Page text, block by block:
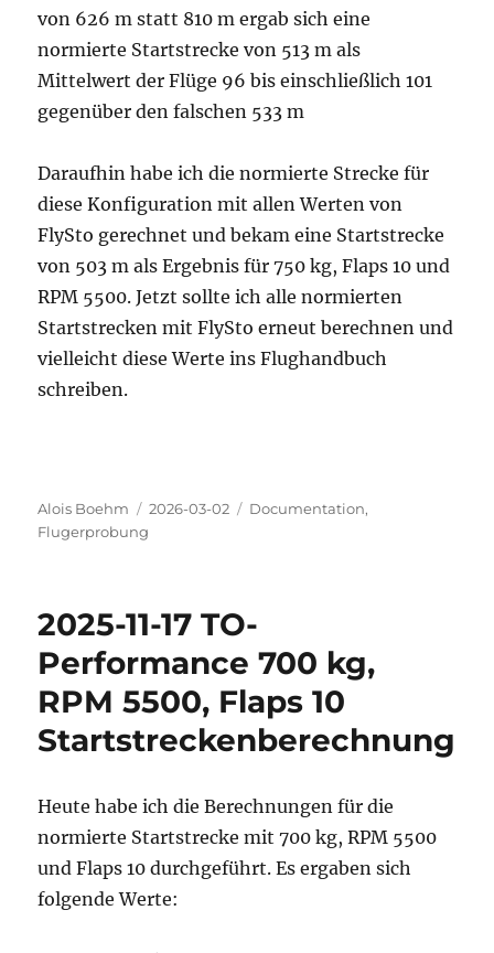
von 626 m statt 810 m ergab sich eine
normierte Startstrecke von 513 m als
Mittelwert der Flüge 96 bis einschließlich 101
gegenüber den falschen 533 m
Daraufhin habe ich die normierte Strecke für
diese Konfiguration mit allen Werten von
FlySto gerechnet und bekam eine Startstrecke
von 503 m als Ergebnis für 750 kg, Flaps 10 und
RPM 5500. Jetzt sollte ich alle normierten
Startstrecken mit FlySto erneut berechnen und
vielleicht diese Werte ins Flughandbuch
schreiben.
Autor
Alois Boehm
Veröffentlicht
2026-03-02 Kategorien
Documentation,
Flugerprobung
2025-11-17 TO-
Performance 700 kg,
RPM 5500, Flaps 10
Startstreckenberechnung
Heute habe ich die Berechnungen für die
normierte Startstrecke mit 700 kg, RPM 5500
und Flaps 10 durchgeführt. Es ergaben sich
folgende Werte: